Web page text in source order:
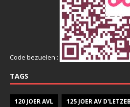
Code bezuelen :
TAGS
120 JOER AVL 125 JOER AV